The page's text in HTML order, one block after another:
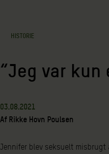
HISTORIE
“Jeg var kun
03.08.2021
Af Rikke Hovn Poulsen
Jennifer blev seksuelt misbrugt